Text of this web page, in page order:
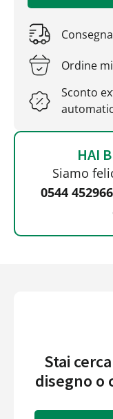
Ordine
Sconto
HAI
Siamo
0544 452966
Stai
disegno o